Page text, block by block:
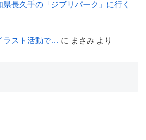
長久手の「ジブリパーク」に行く
ラスト活動で… に まさみ より